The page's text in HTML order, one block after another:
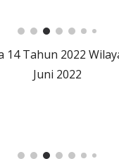
14 Tahun 2022
Juni 2022